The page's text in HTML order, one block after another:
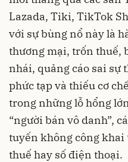
Lazada, Tiki, TikTok
với sự bùng nổ này là
thương mại, trốn thuế,
nhái, quảng cáo sai sự
phức tạp và thiếu cơ
trong những lỗ hổng
“người bán vô danh”,
tuyến không công khai
thuế hay số điện thoại.